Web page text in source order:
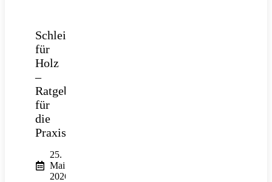
Schleifpapier
für
Holz
–
Ratgeber
für
die
Praxis
25.
Mai
2026